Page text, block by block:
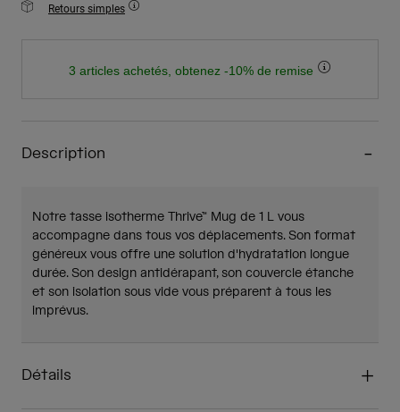
Retours simples
3 articles achetés, obtenez -10% de remise
Description
Notre tasse isotherme Thrive™ Mug de 1 L vous
accompagne dans tous vos déplacements. Son format
généreux vous offre une solution d'hydratation longue
durée. Son design antidérapant, son couvercle étanche
et son isolation sous vide vous préparent à tous les
imprévus.
Détails